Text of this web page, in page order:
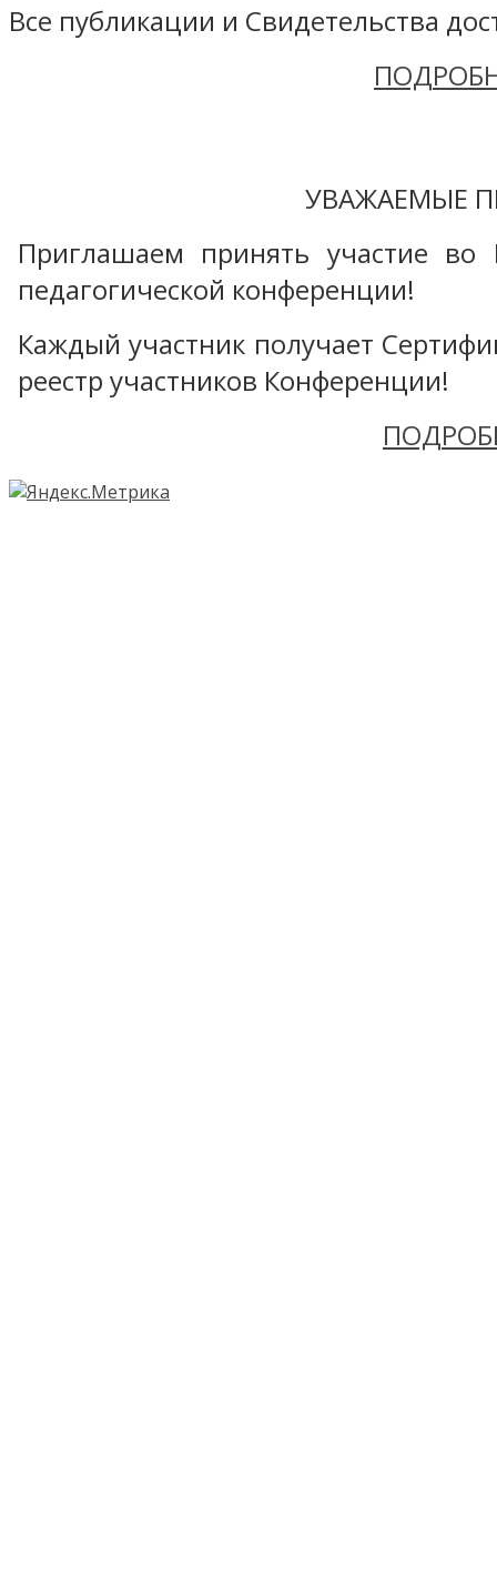
Все публикации и Свидетельства
УВАЖАЕМЫЕ
Приглашаем принять участие во
педагогической конференции!
Каждый участник получает
реестр участников Конференции!